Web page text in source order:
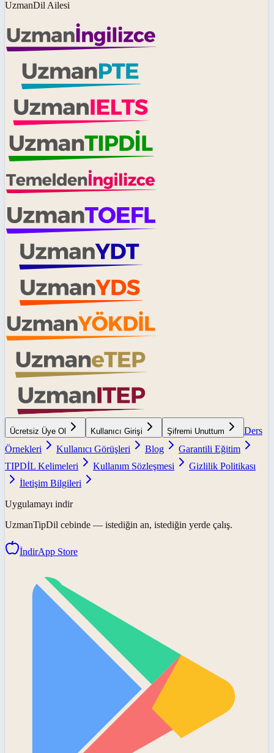
UzmanDil Ailesi
Ücretsiz Üye Ol Kullanıcı Girişi Şifremi Unuttum
Ders
Örnekleri
Kullanıcı Görüşleri Blog
Garantili Eğitim
TIPDİL Kelimeleri
Kullanım Sözleşmesi
Gizlilik Politikası
İletişim Bilgileri
Uygulamayı indir
UzmanTipDil cebinde — istediğin an, istediğin yerde çalış.
İndirApp Store